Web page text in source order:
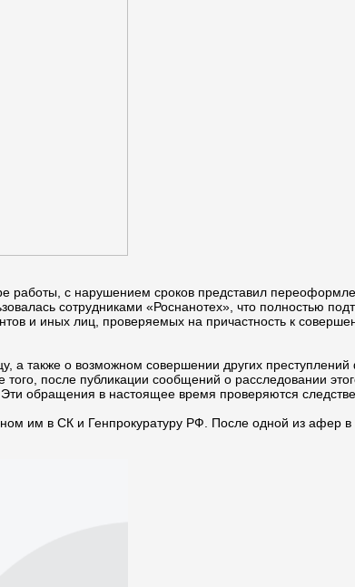
работы, с нарушением сроков представил
сотрудниками «Роснанотех», что полностью
и иных лиц, проверяемых на причастность к
также о возможном совершении других
после публикации сообщений о расследовании
обращения в настоящее время проверяются
им в СК и Генпрокуратуру РФ. После одной из афер